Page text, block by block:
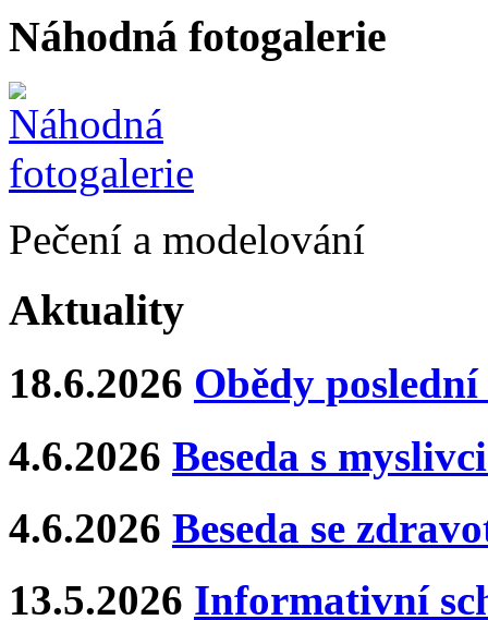
Náhodná fotogalerie
Pečení a modelování
Aktuality
18.6.2026 Obědy
4.6.2026 Beseda s
4.6.2026 Beseda se
13.5.2026 Informativní